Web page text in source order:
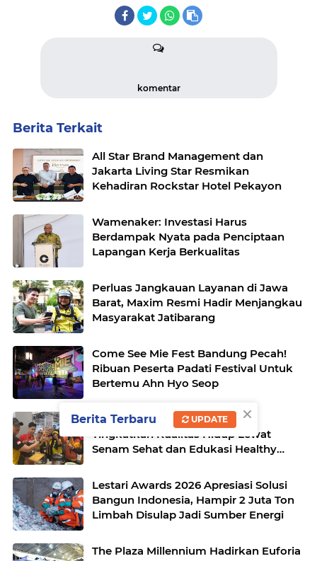
komentar
Berita Terkait
All Star Brand Management dan
Jakarta Living Star Resmikan
Kehadiran Rockstar Hotel Pekayon
Wamenaker: Investasi Harus
Berdampak Nyata pada Penciptaan
Lapangan Kerja Berkualitas
Perluas Jangkauan Layanan di Jawa
Barat, Maxim Resmi Hadir Menjangkau
Masyarakat Jatibarang
Come See Mie Fest Bandung Pecah!
Ribuan Peserta Padati Festival Untuk
Bertemu Ahn Hyo Seop
AZKO Purwakarta Ajak Warga
Tingkatkan Kualitas Hidup Lewat
Senam Sehat dan Edukasi Healthy
Lestari Awards 2026 Apresiasi Solusi
Bangun Indonesia, Hampir 2 Juta Ton
Limbah Disulap Jadi Sumber Energi
The Plaza Millennium Hadirkan Euforia
×
Berita Terbaru UPDATE